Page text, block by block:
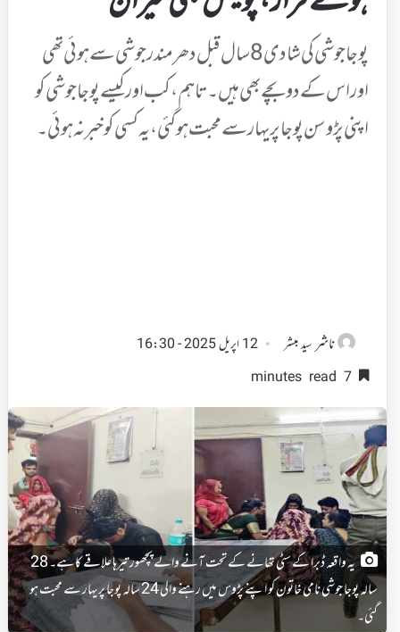
پوجا جوشی کی شادی 8 سال قبل دھرمندر جوشی سے ہوئی تھی
اور اس کے دو بچے بھی ہیں۔ تاہم، کب اور کیسے پوجا جوشی کو
اپنی پڑوسن پوجا پریہار سے محبت ہو گئی، یہ کسی کو خبر نہ ہوئی۔
ناشرسید مبشر
12 اپریل 2025 - 16:30
7 minutes read
یہ واقعہ ڈبرا کے سٹی تھانے کے تحت آنے والے پچھور تیرہا علاقے کا ہے۔ 28
سالہ پوجا جوشی نامی خاتون کو اپنے پڑوس میں رہنے والی 24 سالہ پوجا پریہار سے محبت ہو
گئی۔